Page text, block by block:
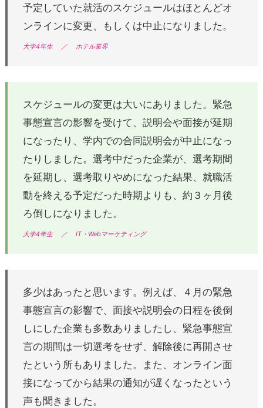
予定していた就活のスケジュールはほとんどオ
ンラインに変更、もしくは中止になりました。
大学4年生 ／ ホテル業界
スケジュールの変更は大いにありました。緊急
事態宣言の影響を受けて、説明会や面接が延期
になったり、学内での合同説明会が中止になっ
たりしました。選考中だった企業が、選考期間
を延期し、選考取りやめになった結果、就職活
動を終える予定だった時期よりも、約３ヶ月後
ろ倒しになりました。
大学4年生 ／ IT・Webマーケティング
多少はあったと思います。例えば、４月の緊急
事態宣言の影響で、面接や説明会の日程を後倒
しにした企業も多数ありましたし、緊急事態宣
言の期間は一切選考をせず、解除後に再開させ
たという所もありました。また、オンライン面
接になってから結果の通知が遅くなったという
声も聞きました。